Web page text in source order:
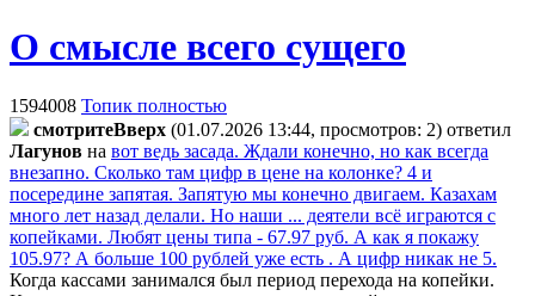
О смысле всего сущего
1594008 Топик полностью
cмoтpитeBвepx (01.07.2026 13:44, просмотров: 2) ответил
Лaгyнoв на вот ведь засада. Ждали конечно, но как всегда
внезапно. Сколько там цифр в цене на колонке? 4 и
посередине запятая. Запятую мы конечно двигаем. Казахам
много лет назад делали. Но наши ... деятели всё играются с
копейками. Любят цены типа - 67.97 руб. А как я покажу
105.97? А больше 100 рублей уже есть . А цифр никак не 5.
Когда кассами занимался был период перехода на копейки.